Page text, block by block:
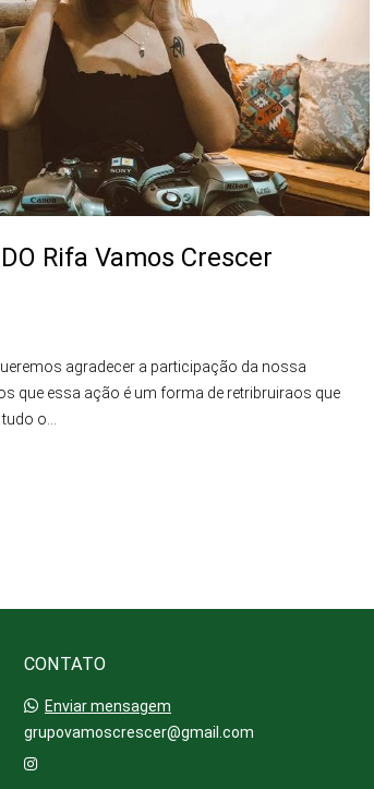
Rifa Vamos Crescer
agradecer a participação da nossa
que essa ação é um forma de retribruiraos que
o...
CONTATO
Enviar mensagem
grupovamoscrescer@gmail.com